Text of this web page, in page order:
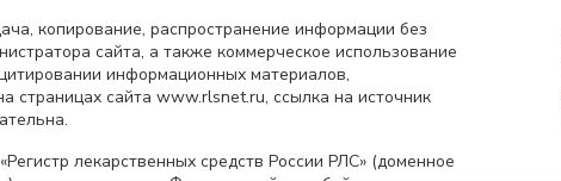
копирование, распространение информации без
сайта, а также коммерческое использование
информационных материалов,
страницах сайта www.rlsnet.ru, ссылка на источник
лекарственных средств России РЛС» (доменное